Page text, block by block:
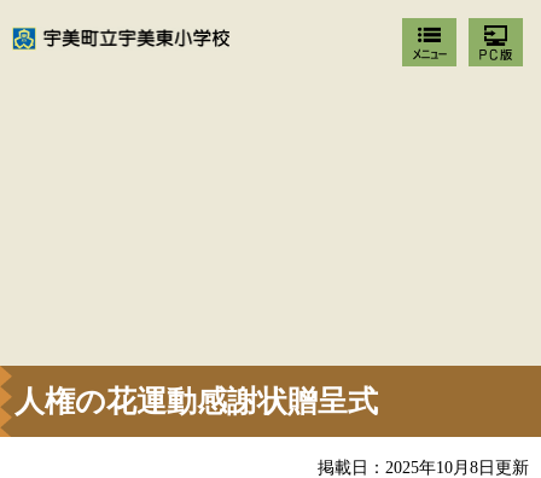
人権の花運動感謝状贈呈式
掲載日：2025年10月8日更新